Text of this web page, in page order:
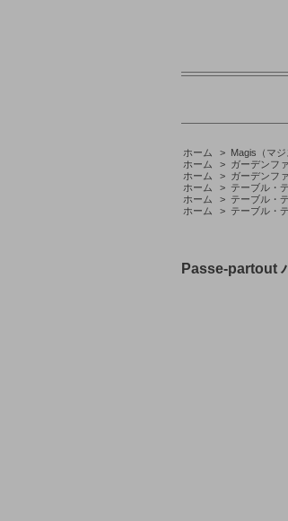
ホーム > Magis（マジ
ホーム
> ガーデンフ
ホーム
> ガーデンフ
ホーム
> テーブル・
ホーム
> テーブル・
ホーム
> テーブル・
Passe-partout